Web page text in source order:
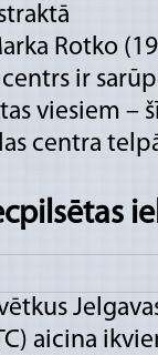
Rotko
ir
viesiem –
centra
aicina